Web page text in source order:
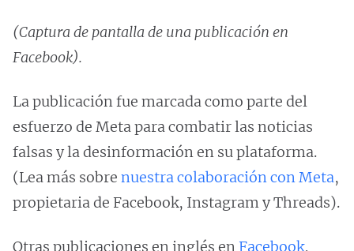
(Captura de pantalla de una publicación en
Facebook).
La publicación fue marcada como parte del
esfuerzo de Meta para combatir las noticias
falsas y la desinformación en su plataforma.
(Lea más sobre nuestra colaboración con Meta,
propietaria de Facebook, Instagram y Threads).
Otras publicaciones en inglés en Facebook,